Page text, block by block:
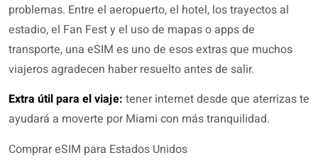
problemas. Entre el aeropuerto, el hotel, los trayectos al
estadio, el Fan Fest y el uso de mapas o apps de
transporte, una eSIM es uno de esos extras que muchos
viajeros agradecen haber resuelto antes de salir.
Extra útil para el viaje: tener internet desde que aterrizas te
ayudará a moverte por Miami con más tranquilidad.
Comprar eSIM para Estados Unidos